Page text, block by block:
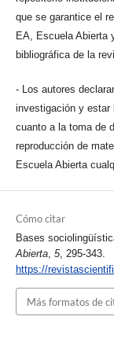
que se garantice el
EA, Escuela Abierta
bibliográfica de la
- Los autores
investigación y estar
cuanto a la toma de
reproducción de
Escuela Abierta
Cómo citar
Bases
Abierta, 5, 295-343.
https://
Más formatos de